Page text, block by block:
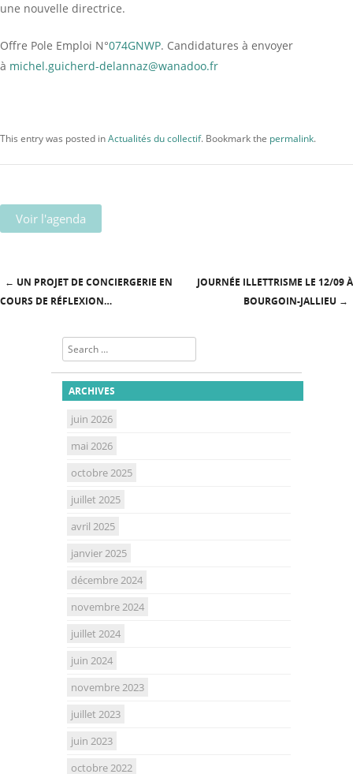
une nouvelle directrice.
Offre Pole Emploi N°074GNWP. Candidatures à envoyer
à michel.guicherd-delannaz@wanadoo.fr
This entry was posted inActualités du collectif. Bookmark the permalink.
Voir l'agenda
Post navigation
← UN PROJET DE CONCIERGERIE EN
COURS DE RÉFLEXION…
JOURNÉE ILLETTRISME LE 12/09 À
BOURGOIN-JALLIEU →
Search
ARCHIVES
juin 2026
mai 2026
octobre 2025
juillet 2025
avril 2025
janvier 2025
décembre 2024
novembre 2024
juillet 2024
juin 2024
novembre 2023
juillet 2023
juin 2023
octobre 2022